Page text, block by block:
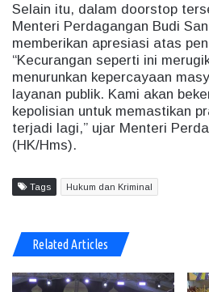
Selain itu, dalam doorstop
Menteri Perdagangan Budi
memberikan apresiasi atas
“Kecurangan seperti ini
menurunkan kepercayaan
layanan publik. Kami akan
kepolisian untuk memastikan
terjadi lagi,” ujar Menteri
(HK/Hms).
Tags Hukum dan Kriminal
Related Articles